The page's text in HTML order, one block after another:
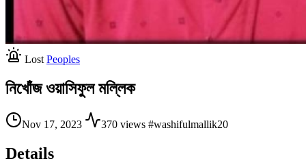
Lost Peoples
নিখোঁজ ওয়াসিফুল মল্লিক
Nov 17, 2023 370 views #washifulmallik20
Details